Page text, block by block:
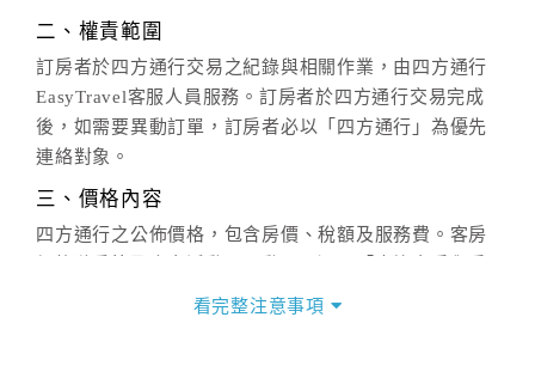
二、權責範圍
訂房者於四方通行交易之紀錄與相關作業，由四方通行
EasyTravel客服人員服務。訂房者於四方通行交易完成
後，如需要異動訂單，訂房者必以「四方通行」為優先
連絡對象。
三、價格內容
四方通行之公佈價格，包含房價、稅額及服務費。客房
價」之當日價格為標準。
看完整注意事項